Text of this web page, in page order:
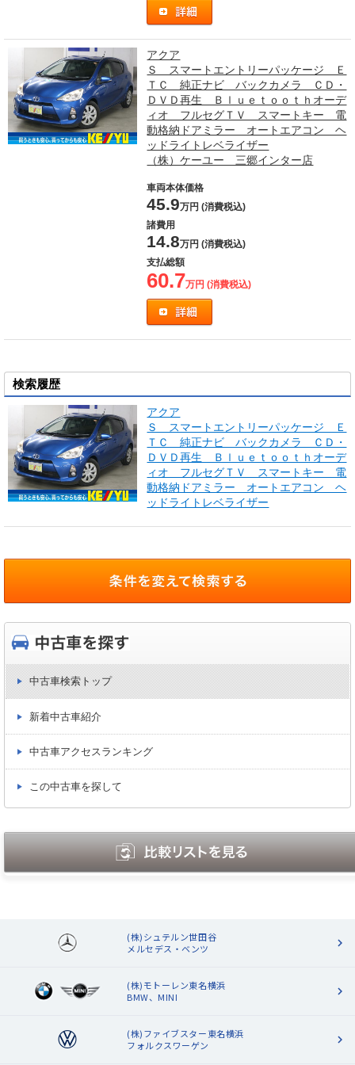
アクア
Ｓ スマートエントリーパッケージ Ｅ
ＴＣ 純正ナビ バックカメラ ＣＤ・
ＤＶＤ再生 Ｂｌｕｅｔｏｏｔｈオーデ
ィオ フルセグＴＶ スマートキー 電
動格納ドアミラー オートエアコン ヘ
ッドライトレベライザー
（株）ケーユー 三郷インター店
車両本体価格
45.9万円 (消費税込)
諸費用
14.8万円 (消費税込)
支払総額
60.7万円 (消費税込)
検索履歴
アクア
Ｓ スマートエントリーパッケージ Ｅ
ＴＣ 純正ナビ バックカメラ ＣＤ・
ＤＶＤ再生 Ｂｌｕｅｔｏｏｔｈオーデ
ィオ フルセグＴＶ スマートキー 電
動格納ドアミラー オートエアコン ヘ
ッドライトレベライザー
中古車検索トップ
新着中古車紹介
中古車アクセスランキング
この中古車を探して
(株)シュテルン世田谷
メルセデス・ベンツ
(株)モトーレン東名横浜
BMW、MINI
(株)ファイブスター東名横浜
フォルクスワーゲン